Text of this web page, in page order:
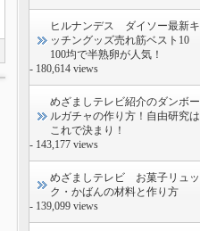
ヒルナンデス ダイソー最新キ
ッチングッズ売れ筋ベスト10
100均で半熟卵が人気！
- 180,614 views
めざましテレビ紹介のダンボー
ルガチャの作り方！自由研究は
これで決まり！
- 143,177 views
めざましテレビ お菓子リュッ
ク・かばんの材料と作り方
- 139,099 views